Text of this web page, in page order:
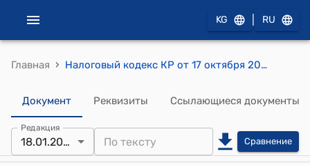
KG RU
Главная › Налоговый кодекс КР от 17 октября 2008 года № 230
Документ Реквизиты Ссылающиеся документы
Редакция
18.01.2022 Сравнение